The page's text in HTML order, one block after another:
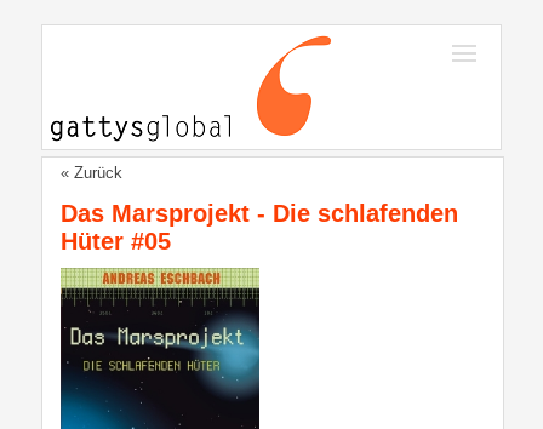
« Zurück
Das Marsprojekt - Die schlafenden
Hüter #05